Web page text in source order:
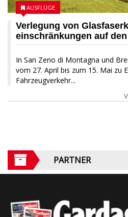
Verlegung von
einschränkungen auf den
In San Zeno di Montagna und
vom 27. April bis zum 15. Mai zu
Fahrzeugverkehr...
AUSFLÜGE
PARTNER